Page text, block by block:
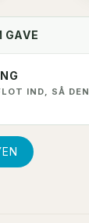
GAVE
IND, SÅ